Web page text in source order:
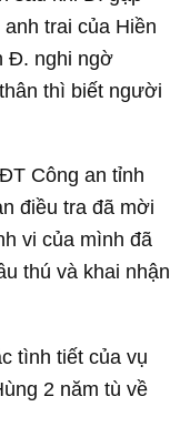
trai của Hiền
Đ. nghi ngờ
thì biết người
Công an tỉnh
điều tra đã mời
vi của mình đã
thú và khai nhận
tình tiết của vụ
2 năm tù về